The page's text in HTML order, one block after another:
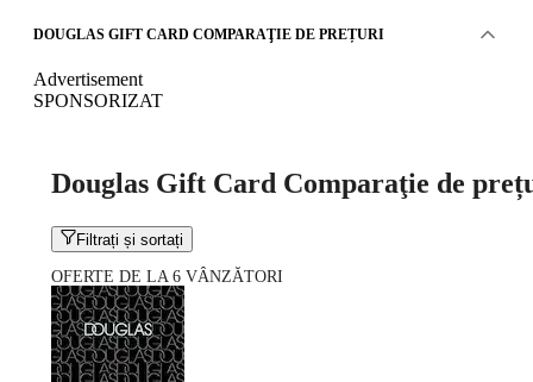
DOUGLAS GIFT CARD COMPARAŢIE DE PREȚURI
Advertisement
SPONSORIZAT
Douglas Gift Card Comparaţie de
Filtrați și sortați
OFERTE DE LA 6 VÂNZĂTORI